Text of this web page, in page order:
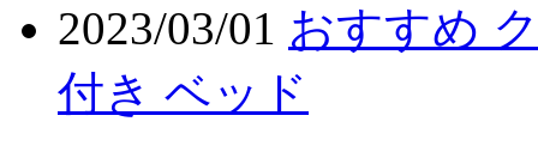
2023/03/01 おすすめ
付き ベッド